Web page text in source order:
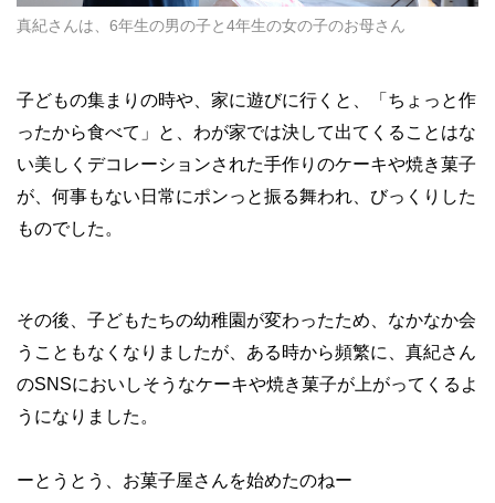
真紀さんは、6年生の男の子と4年生の女の子のお母さん
子どもの集まりの時や、家に遊びに行くと、「ちょっと作
ったから食べて」と、わが家では決して出てくることはな
い美しくデコレーションされた手作りのケーキや焼き菓子
が、何事もない日常にポンっと振る舞われ、びっくりした
ものでした。
その後、子どもたちの幼稚園が変わったため、なかなか会
うこともなくなりましたが、ある時から頻繁に、真紀さん
のSNSにおいしそうなケーキや焼き菓子が上がってくるよ
うになりました。
ーとうとう、お菓子屋さんを始めたのねー